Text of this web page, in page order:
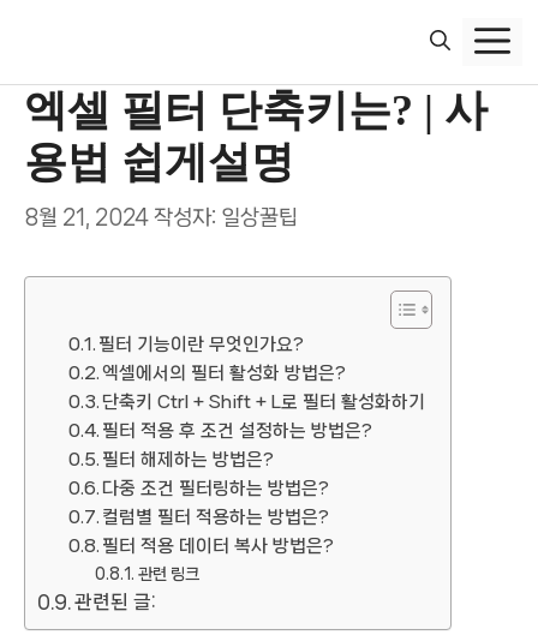
엑셀 필터 단축키는? | 사
용법 쉽게설명
8월 21, 2024 작성자: 일상꿀팁
필터 기능이란 무엇인가요?
엑셀에서의 필터 활성화 방법은?
단축키 Ctrl + Shift + L로 필터 활성화하기
필터 적용 후 조건 설정하는 방법은?
필터 해제하는 방법은?
다중 조건 필터링하는 방법은?
컬럼별 필터 적용하는 방법은?
필터 적용 데이터 복사 방법은?
관련 링크
관련된 글: